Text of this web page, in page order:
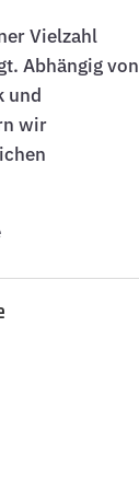
Vielzahl
Abhängig von
und
wir